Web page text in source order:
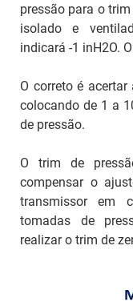
pressão para o
isolado e
indicará -1 inH2O.
O correto é
colocando de 1 a
de pressão.
O trim de
compensar o
transmissor em
tomadas de
realizar o trim de